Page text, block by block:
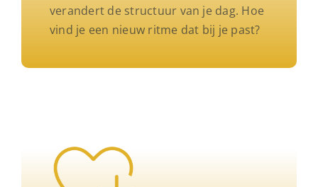
verandert de structuur van je dag. Hoe
vind je een nieuw ritme dat bij je past?